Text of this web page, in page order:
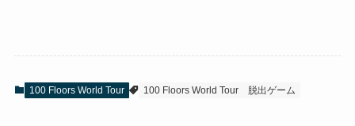
100 Floors World Tour 100 Floors World Tour 脱出ゲーム